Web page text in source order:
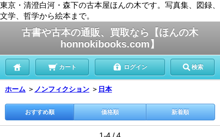
東京・清澄白河・森下の古本屋ほんの木です。写真集、図録、
文学、哲学から絵本まで。
古書や古本の通販、買取なら【ほんの木
honnokibooks.com】
カート ログイン 検索
ホーム ＞ ノンフィクション ＞ 日本
おすすめ順 価格順 新着順